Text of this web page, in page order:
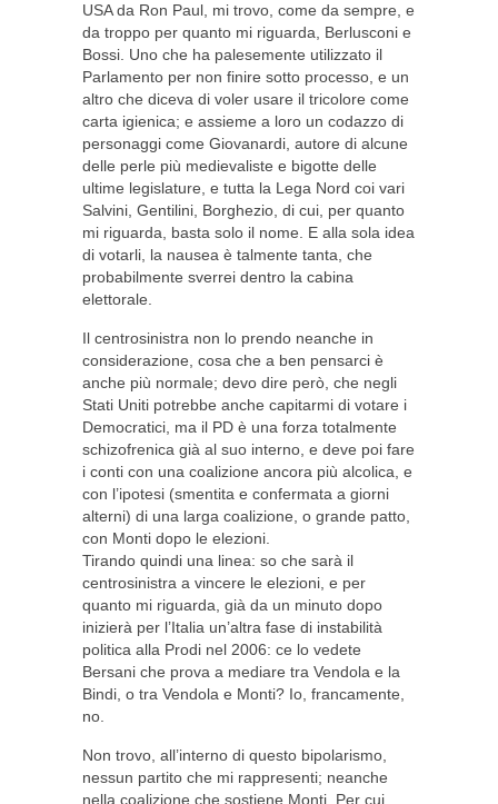
USA da Ron Paul, mi trovo, come da sempre, e
da troppo per quanto mi riguarda, Berlusconi e
Bossi. Uno che ha palesemente utilizzato il
Parlamento per non finire sotto processo, e un
altro che diceva di voler usare il tricolore come
carta igienica; e assieme a loro un codazzo di
personaggi come Giovanardi, autore di alcune
delle perle più medievaliste e bigotte delle
ultime legislature, e tutta la Lega Nord coi vari
Salvini, Gentilini, Borghezio, di cui, per quanto
mi riguarda, basta solo il nome. E alla sola idea
di votarli, la nausea è talmente tanta, che
probabilmente sverrei dentro la cabina
elettorale.
Il centrosinistra non lo prendo neanche in
considerazione, cosa che a ben pensarci è
anche più normale; devo dire però, che negli
Stati Uniti potrebbe anche capitarmi di votare i
Democratici, ma il PD è una forza totalmente
schizofrenica già al suo interno, e deve poi fare
i conti con una coalizione ancora più alcolica, e
con l’ipotesi (smentita e confermata a giorni
alterni) di una larga coalizione, o grande patto,
con Monti dopo le elezioni.
Tirando quindi una linea: so che sarà il
centrosinistra a vincere le elezioni, e per
quanto mi riguarda, già da un minuto dopo
inizierà per l’Italia un’altra fase di instabilità
politica alla Prodi nel 2006: ce lo vedete
Bersani che prova a mediare tra Vendola e la
Bindi, o tra Vendola e Monti? Io, francamente,
no.
Non trovo, all’interno di questo bipolarismo,
nessun partito che mi rappresenti; neanche
nella coalizione che sostiene Monti. Per cui,